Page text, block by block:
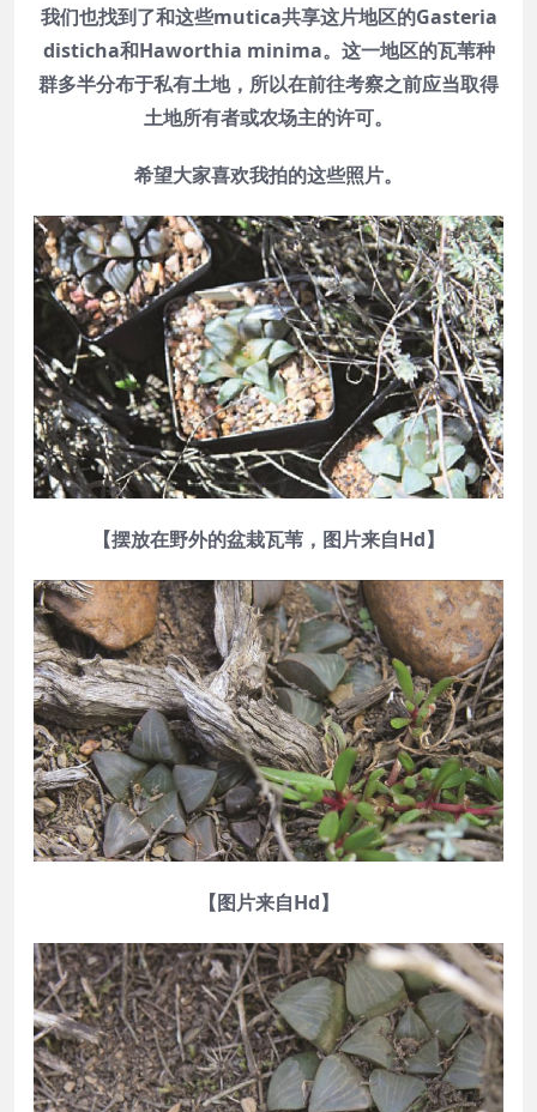
我们也找到了和这些mutica共享这片地区的Gasteria
disticha和Haworthia minima。这一地区的瓦苇种
群多半分布于私有土地，所以在前往考察之前应当取得
土地所有者或农场主的许可。
希望大家喜欢我拍的这些照片。
【摆放在野外的盆栽瓦苇，图片来自Hd】
【图片来自Hd】